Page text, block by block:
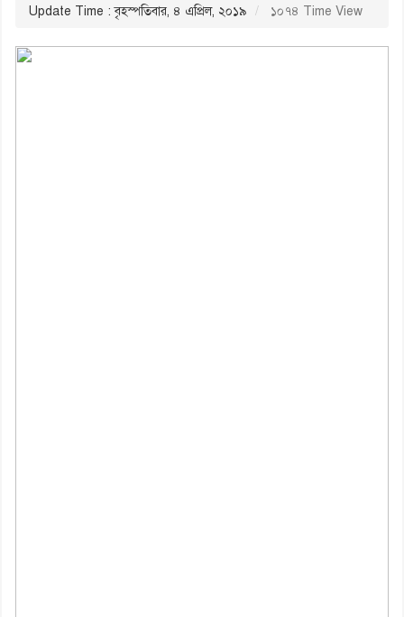
Update Time : বৃহস্পতিবার, ৪ এপ্রিল, ২০১৯ ১০৭৪ Time View